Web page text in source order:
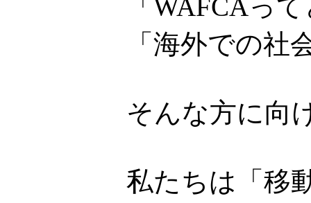
「WAFCAっ
「海外での社
そんな方に向
私たちは「移